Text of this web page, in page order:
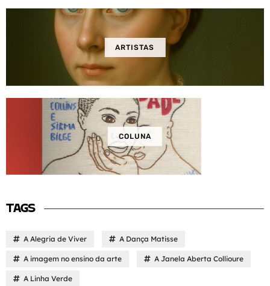
ARTISTAS
COLUNA
TAGS
A Alegria de Viver A Dança Matisse
A imagem no ensino da arte A Janela Aberta Collioure
A Linha Verde